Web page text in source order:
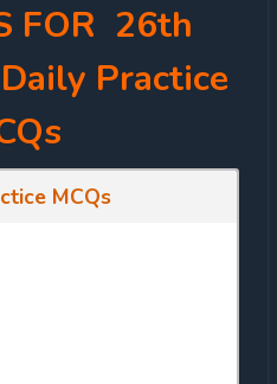
FOR 26th
Practice
MCQs